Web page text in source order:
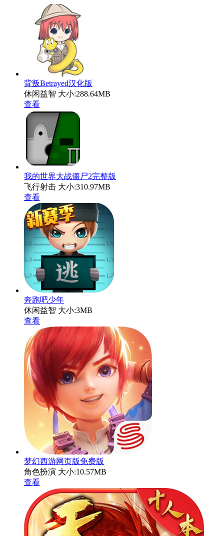
背叛Betrayed汉化版
休闲益智 大小:288.64MB
查看
我的世界大战僵尸2完整版
飞行射击 大小:310.97MB
查看
奔跑吧少年
休闲益智 大小:3MB
查看
梦幻西游网页版免费版
角色扮演 大小:10.57MB
查看